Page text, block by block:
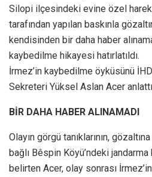
Silopi ilçesindeki evine özel
tarafından yapılan baskınla
kendisinden bir daha haber
kaybedilme hikayesi hatırlatıldı.
İrmez’in kaybedilme öyküsünü
Sekreteri Yüksel Aslan Acer
BİR DAHA HABER ALINAMADI
Olayın görgü tanıklarının,
bağlı Bêspin Köyü’ndeki
belirten Acer, olay sonrası